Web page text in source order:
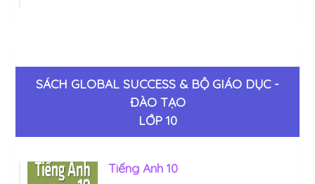
SÁCH GLOBAL SUCCESS & BỘ GIÁO DỤC -
ĐÀO TẠO
LỚP 10
Tiếng Anh 10